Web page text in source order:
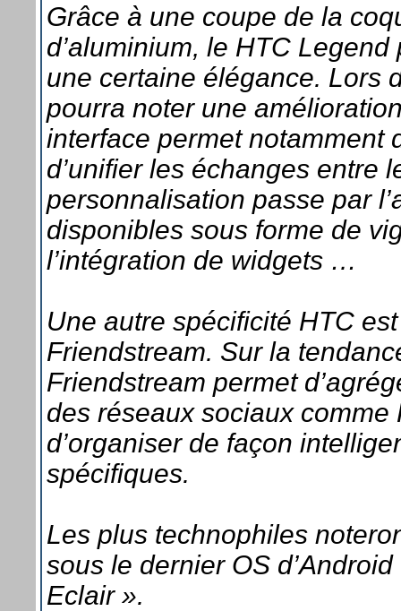
Grâce à une coupe de la
d’aluminium, le HTC
une certaine élégance. Lors
pourra noter une
interface permet notamment
d’unifier les échanges entre
personnalisation passe par
disponibles sous forme de
l’intégration de widgets …
Une autre spécificité HTC
Friendstream. Sur la
Friendstream permet
des réseaux sociaux
d’organiser de façon
spécifiques.
Les plus technophiles
sous le dernier OS
Eclair ».